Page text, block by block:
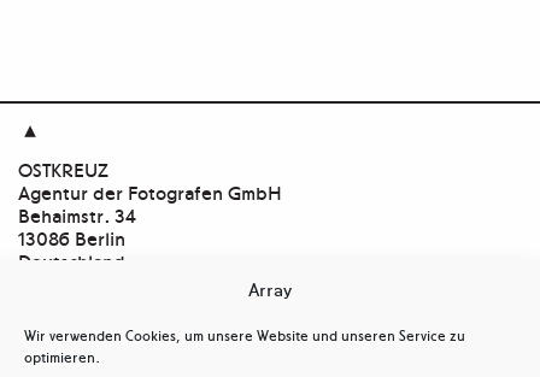
Array
Wir verwenden Cookies, um unsere Website und unseren Service zu
optimieren.

OSTKREUZ
Agentur der Fotografen GmbH
Behaimstr. 34
13086 Berlin
Deutschland
tel+ 49(0)30.47 37 39 39
mail@ostkreuz.de